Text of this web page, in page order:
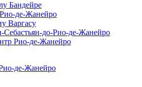
Бандейре
де-Жанейро
Варгасу
Себастьян-до-Рио-де-Жанейро
Рио-де-Жанейро
де-Жанейро